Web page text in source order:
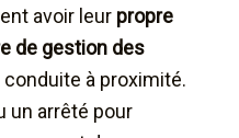
avoir leur propre
de gestion des
conduite à proximité.
un arrêté pour